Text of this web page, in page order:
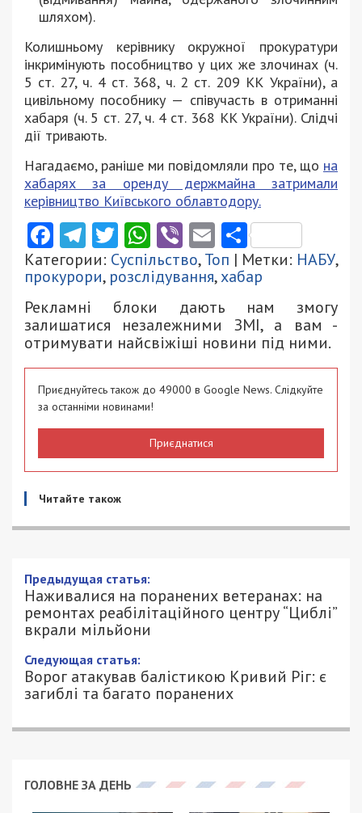
шляхом).
Колишньому керівнику окружної прокуратури
інкримінують пособництво у цих же злочинах (ч.
5 ст. 27, ч. 4 ст. 368, ч. 2 ст. 209 КК України), а
цивільному пособнику — співучасть в отриманні
хабаря (ч. 5 ст. 27, ч. 4 ст. 368 КК України). Слідчі
дії тривають.
Нагадаємо, раніше ми повідомляли про те, що на
хабарях за оренду держмайна затримали
керівництво Київського облавтодору.
Facebook
Telegram
Twitter
WhatsApp
ViberEmail
Категории: Суспільство,Топ | Метки: НАБУ,
прокурори, розслідування,хабар
Рекламні блоки дають нам змогу
залишатися незалежними ЗМІ, а вам -
отримувати найсвіжіші новини під ними.
Приєднуйтесь також до 49000 в Google News. Слідкуйте
за останніми новинами!
Приєднатися
Читайте також
Предыдущая статья:
Наживалися на поранених ветеранах: на
ремонтах реабілітаційного центру “Циблі”
вкрали мільйони
Следующая статья:
Ворог атакував балістикою Кривий Ріг: є
загиблі та багато поранених
ГОЛОВНЕ ЗА ДЕНЬ